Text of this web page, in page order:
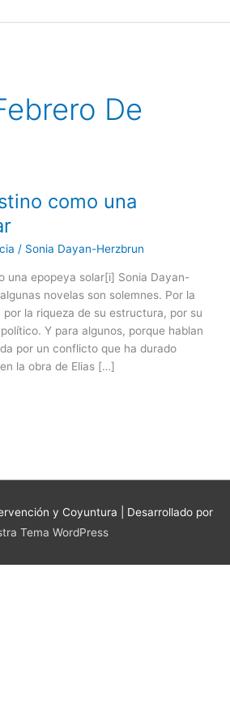
De
como una
/ Sonia Dayan-Herzbrun
una epopeya solar[i] Sonia Dayan-
novelas son solemnes. Por la
la riqueza de su estructura, por su
Y para algunos, porque hablan
por un conflicto que ha durado
la obra de Elias […]
y Coyuntura | Desarrollado por
Tema WordPress